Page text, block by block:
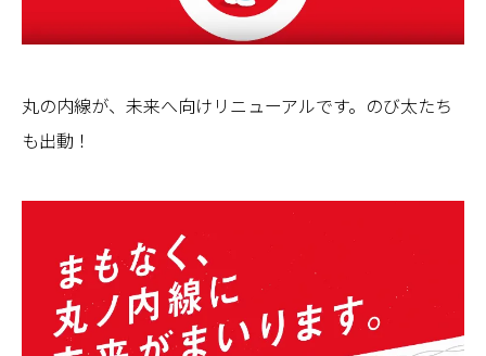
丸の内線が、未来へ向けリニューアルです。のび太たち
も出動！